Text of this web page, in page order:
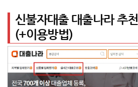
신불자대출 대출나라 추천
(+이용방법)